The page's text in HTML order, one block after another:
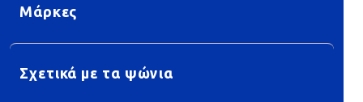
Μάρκες
Σχετικά με τα ψώνια